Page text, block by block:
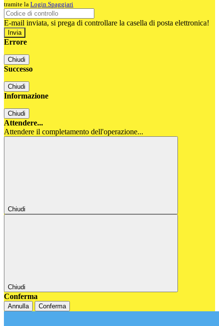
tramite la Login Spaggiari
E-mail inviata, si prega di controllare la casella di posta elettronica!
Errore
Chiudi
Successo
Chiudi
Informazione
Chiudi
Attendere...
Attendere il completamento dell'operazione...
Chiudi
Chiudi
Conferma
Annulla Conferma